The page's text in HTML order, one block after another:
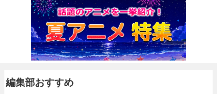
編集部おすすめ